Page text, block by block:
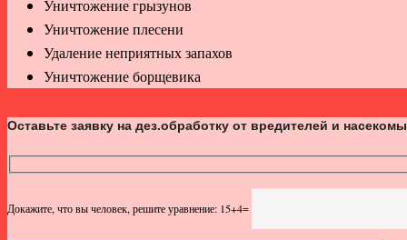
Уничтожение грызунов
Уничтожение плесени
Удаление неприятных запахов
Уничтожение борщевика
Оставьте заявку на дез.обработку от вредителей и
Докажите, что вы человек, решите уравнение: 15+4=